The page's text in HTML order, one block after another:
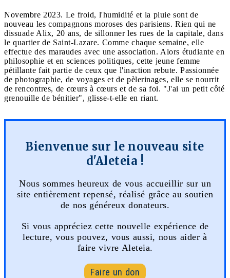
Novembre 2023. Le froid, l'humidité et la pluie sont de
nouveau les compagnons moroses des parisiens. Rien qui ne
dissuade Alix, 20 ans, de sillonner les rues de la capitale, dans
le quartier de Saint-Lazare. Comme chaque semaine, elle
effectue des maraudes avec une association. Alors étudiante en
philosophie et en sciences politiques, cette jeune femme
pétillante fait partie de ceux que l'inaction rebute. Passionnée
de photographie, de voyages et de pèlerinages, elle se nourrit
de rencontres, de cœurs à cœurs et de sa foi. "J'ai un petit côté
grenouille de bénitier", glisse-t-elle en riant.
Bienvenue sur le nouveau site
d'Aleteia !
Nous sommes heureux de vous accueillir sur un
site entièrement repensé, réalisé grâce au soutien
de nos généreux donateurs.
Si vous appréciez cette nouvelle expérience de
lecture, vous pouvez, vous aussi, nous aider à
faire vivre Aleteia.
Faire un don